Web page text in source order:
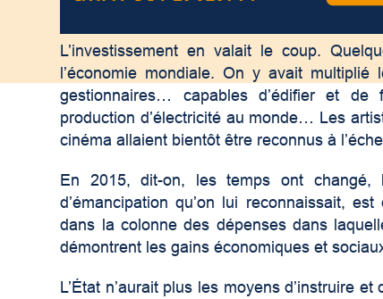
L’investissement en valait le coup.
l’économie mondiale. On y avait
gestionnaires… capables d’édifier et de
production d’électricité au monde… Les
cinéma allaient bientôt être reconnus à
En 2015, dit-on, les temps ont changé,
d’émancipation qu’on lui reconnaissait,
dans la colonne des dépenses dans
démontrent les gains économiques et
L’État n’aurait plus les moyens d’instruire